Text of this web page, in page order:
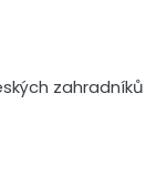
zahradníků